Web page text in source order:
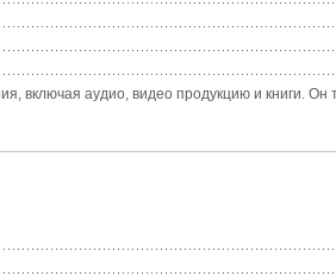
включая аудио, видео продукцию и книги.